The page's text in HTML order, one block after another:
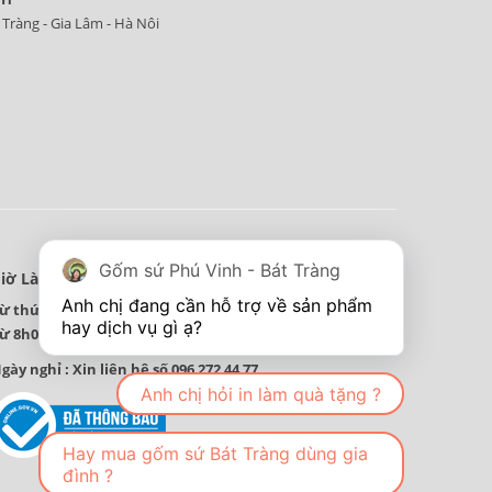
- Gia Lâm - Hà Nôi
Làm Việc
thứ 2 đến thứ 7 hàng tuần
8h00 đến 18 h00 hàng ngày.
nghỉ : Xin liên hệ số 096 272 44 77
Gốm sứ Phú Vinh - Bát Tràng
Anh chị đang cần hỗ trợ về sản phẩm
Anh chị hỏi in làm quà tặng ?
Hay mua gốm sứ Bát Tràng dùng gia
đình ?